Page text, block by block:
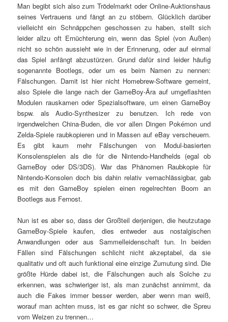
Man begibt sich also zum Trödelmarkt oder Online-Auktionshaus
seines Vertrauens und fängt an zu stöbern. Glücklich darüber
vielleicht ein Schnäppchen geschossen zu haben, stellt sich
leider allzu oft Ernüchterung ein, wenn das Spiel (von Außen)
nicht so schön aussieht wie in der Erinnerung, oder auf einmal
das Spiel anfängt abzustürzen. Grund dafür sind leider häufig
sogenannte Bootlegs, oder um es beim Namen zu nennen:
Fälschungen. Damit ist hier nicht Homebrew-Software gemeint,
also Spiele die lange nach der GameBoy-Ära auf umgeflashten
Modulen rauskamen oder Spezialsoftware, um einen GameBoy
bspw. als Audio-Synthesizer zu benutzen. Ich rede von
irgendwelchen China-Buden, die vor allen Dingen Pokémon und
Zelda-Spiele raubkopieren und in Massen auf eBay verscheuern.
Es gibt kaum mehr Fälschungen von Modul-basierten
Konsolenspielen als die für die Nintendo-Handhelds (egal ob
GameBoy oder DS/3DS). War das Phänomen Raubkopie für
Nintendo-Konsolen doch bis dahin relativ vernachlässigbar, gab
es mit den GameBoy spielen einen regelrechten Boom an
Bootlegs aus Fernost.
Nun ist es aber so, dass der Großteil derjenigen, die heutzutage
GameBoy-Spiele kaufen, dies entweder aus nostalgischen
Anwandlungen oder aus Sammelleidenschaft tun. In beiden
Fällen sind Fälschungen schlicht nicht akzeptabel, da sie
qualitativ und oft auch funktional eine einzige Zumutung sind. Die
größte Hürde dabei ist, die Fälschungen auch als Solche zu
erkennen, was schwieriger ist, als man zunächst annimmt, da
auch die Fakes immer besser werden, aber wenn man weiß,
worauf man achten muss, ist es gar nicht so schwer, die Spreu
vom Weizen zu trennen…